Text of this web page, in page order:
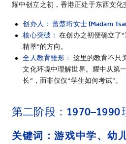
耀中创立之初，香港正处于东西文化
创办人： 曾楚珩女士(Madam
核心突破： 在创办之初便确立了
精萃”的方向。
全人教育雏形： 这里的教育不只
文化环境中理解世界。耀中从第
长”，而非仅仅“学生如何考试”。
第二阶段： 1970–1990
关键词：游戏中学、幼